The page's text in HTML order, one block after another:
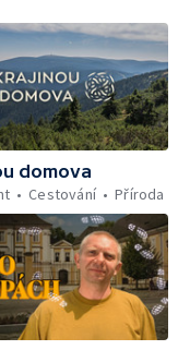
domova
Cestování Příroda